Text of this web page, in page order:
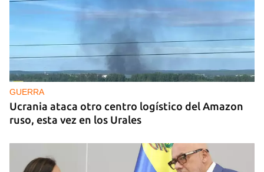
GUERRA
Ucrania ataca otro centro logístico del Amazon
ruso, esta vez en los Urales